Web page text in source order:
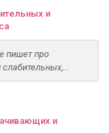
и
пишет про
и